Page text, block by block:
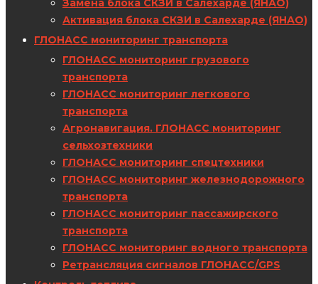
Замена блока СКЗИ в Салехарде (ЯНАО)
Активация блока СКЗИ в Салехарде (ЯНАО)
ГЛОНАСС мониторинг транспорта
ГЛОНАСС мониторинг грузового
транспорта
ГЛОНАСС мониторинг легкового
транспорта
Агронавигация. ГЛОНАСС мониторинг
сельхозтехники
ГЛОНАСС мониторинг спецтехники
ГЛОНАСС мониторинг железнодорожного
транспорта
ГЛОНАСС мониторинг пассажирского
транспорта
ГЛОНАСС мониторинг водного транспорта
Ретрансляция сигналов ГЛОНАСС/GPS